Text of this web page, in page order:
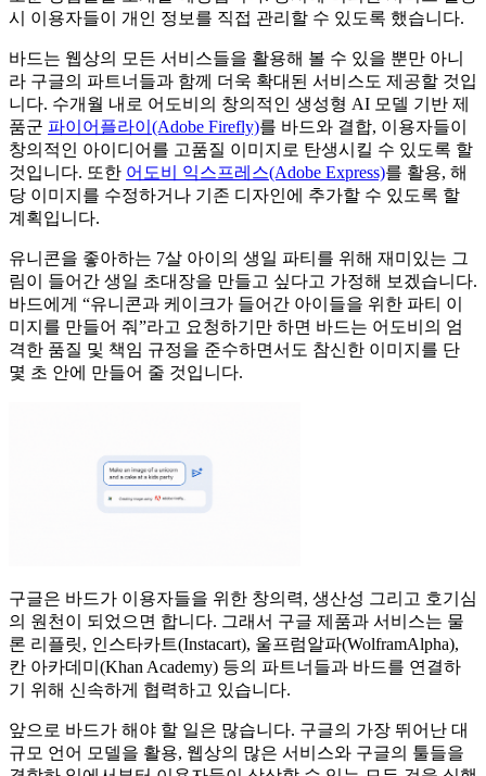
시 이용자들이 개인 정보를 직접 관리할 수 있도록 했습니다.
바드는 웹상의 모든 서비스들을 활용해 볼 수 있을 뿐만 아니
라 구글의 파트너들과 함께 더욱 확대된 서비스도 제공할 것입
니다. 수개월 내로 어도비의 창의적인 생성형 AI 모델 기반 제
품군 파이어플라이(Adobe Firefly)를 바드와 결합, 이용자들이
창의적인 아이디어를 고품질 이미지로 탄생시킬 수 있도록 할
것입니다. 또한 어도비 익스프레스(Adobe Express)를 활용, 해
당 이미지를 수정하거나 기존 디자인에 추가할 수 있도록 할
계획입니다.
유니콘을 좋아하는 7살 아이의 생일 파티를 위해 재미있는 그
림이 들어간 생일 초대장을 만들고 싶다고 가정해 보겠습니다.
바드에게 “유니콘과 케이크가 들어간 아이들을 위한 파티 이
미지를 만들어 줘”라고 요청하기만 하면 바드는 어도비의 엄
격한 품질 및 책임 규정을 준수하면서도 참신한 이미지를 단
몇 초 안에 만들어 줄 것입니다.
구글은 바드가 이용자들을 위한 창의력, 생산성 그리고 호기심
의 원천이 되었으면 합니다. 그래서 구글 제품과 서비스는 물
론 리플릿, 인스타카트(Instacart), 울프럼알파(WolframAlpha),
칸 아카데미(Khan Academy) 등의 파트너들과 바드를 연결하
기 위해 신속하게 협력하고 있습니다.
앞으로 바드가 해야 할 일은 많습니다. 구글의 가장 뛰어난 대
규모 언어 모델을 활용, 웹상의 많은 서비스와 구글의 툴들을